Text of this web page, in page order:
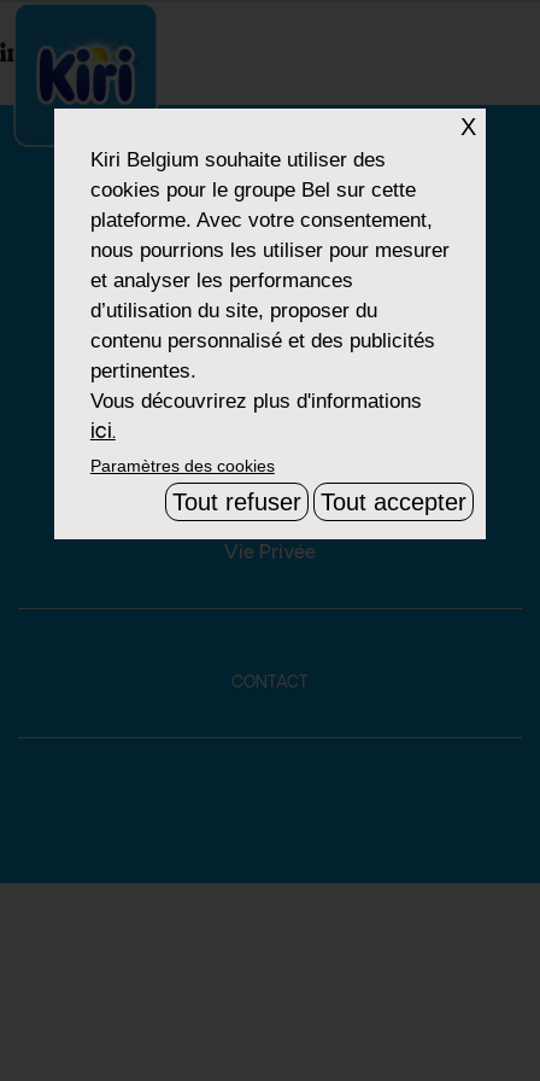
index.php
NOTRE HISTOIRE
NOS PRODUITS
NOS ENGAGEMENTS
Mentions Légales
Groupe Bel
Vie Privée
CONTACT
X
Kiri Belgium souhaite utiliser des
cookies pour le groupe Bel sur cette
plateforme. Avec votre consentement,
nous pourrions les utiliser pour mesurer
et analyser les performances
d’utilisation du site, proposer du
contenu personnalisé et des publicités
pertinentes.
Vous découvrirez plus d'informations
ici.
Paramètres des cookies
Tout refuser Tout accepter